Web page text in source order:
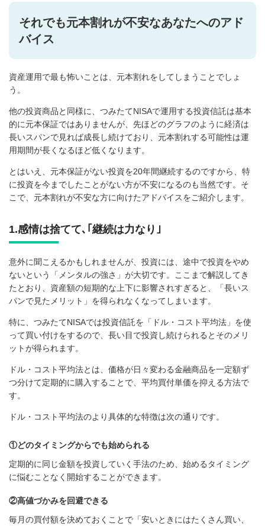
それでも元本割れが不安なあなたへのアド
バイス
資産運用で最も怖いことは、元本割れをしてしまうことでしょ
う。
他の投資商品と同様に、つみたてNISAで運用する投資信託は基本
的に元本保証ではありませんが、先ほどのグラフのように経済は
長いスパンで見れば成長し続けており、元本割れする可能性は運
用期間が長くなるほど低くなります。
とはいえ、元本保証がない投資を20年間継続するのですから、特
に投資を今までしたことがない方が不安になるのも当然です。そ
こで、元本割れが不安な方に向けたアドバイスをご紹介します。
1.感情は捨てて､｢継続は力なり｣
意外に聞こえるかもしれませんが、投資には、途中で投資をやめ
ないという「メンタルの強さ」が大切です。ここまで解説してき
たとおり、資産額の短期的な上下に影響されすぎると、「長いス
パンで見たメリット」を得られなくなってしまいます。
特に、つみたてNISAでは投資信託を「ドル・コスト平均法」を使
って買い付けをするので、長い目で投資し続けられるとそのメリ
ットが得られます。
ドル・コスト平均法とは、価格が日々変わる金融商品を一定額ず
つ分けて定期的に購入することで、平均買付単価を抑える方法で
す。
ドル・コスト平均法のより具体的な特徴は次の通りです。
①どのタイミングからでも始められる
定期的に同じ金額を投資していく手法のため、始めるタイミング
に悩むことなく開始することができます。
②高値づかみを回避できる
毎月の買付額を決めておくことで「安いときにはたくさん買い、